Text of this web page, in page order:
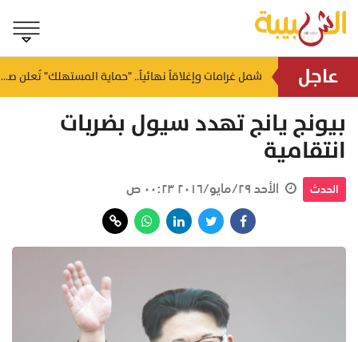
عاجل منذ ١٥ ساعة شمل غرامات وإغلاقاً نهائياً.. "حماية المستهلك" تُعلن صدور حكم قضائي بحق مؤسستين بمسقط
بيونج يانج تهدد سيول بضربات
انتقامية
الحدث الأحد ٢٩/مايو/٢٠١٦ ٠٠:٢٣ ص